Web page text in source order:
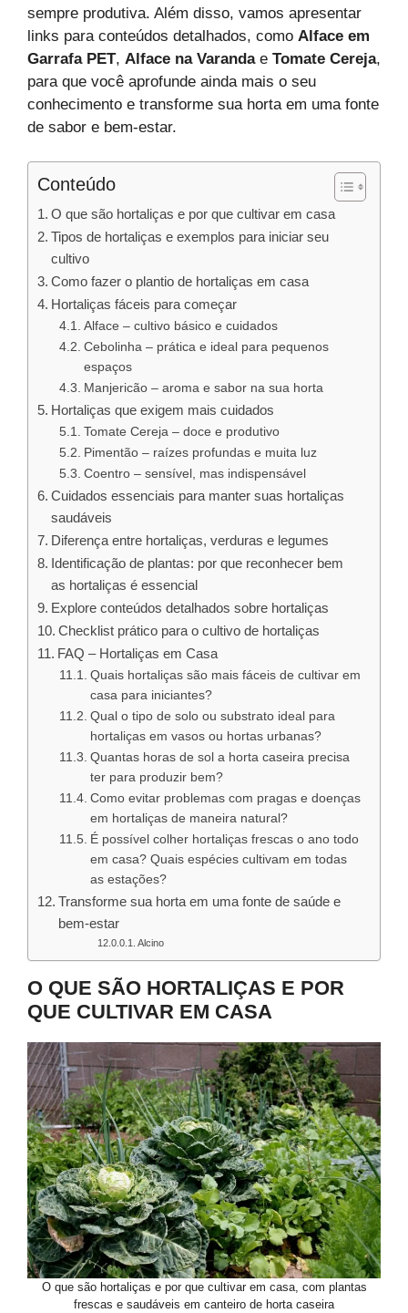
sempre produtiva. Além disso, vamos apresentar
links para conteúdos detalhados, como Alface em
Garrafa PET, Alface na Varandae Tomate Cereja,
para que você aprofunde ainda mais o seu
conhecimento e transforme sua horta em uma fonte
de sabor e bem-estar.
Conteúdo
O que são hortaliças e por que cultivar em casa
Tipos de hortaliças e exemplos para iniciar seu
cultivo
Como fazer o plantio de hortaliças em casa
Hortaliças fáceis para começar
Alface – cultivo básico e cuidados
Cebolinha – prática e ideal para pequenos
espaços
Manjericão – aroma e sabor na sua horta
Hortaliças que exigem mais cuidados
Tomate Cereja – doce e produtivo
Pimentão – raízes profundas e muita luz
Coentro – sensível, mas indispensável
Cuidados essenciais para manter suas hortaliças
saudáveis
Diferença entre hortaliças, verduras e legumes
Identificação de plantas: por que reconhecer bem
as hortaliças é essencial
Explore conteúdos detalhados sobre hortaliças
Checklist prático para o cultivo de hortaliças
FAQ – Hortaliças em Casa
Quais hortaliças são mais fáceis de cultivar em
casa para iniciantes?
Qual o tipo de solo ou substrato ideal para
hortaliças em vasos ou hortas urbanas?
Quantas horas de sol a horta caseira precisa
ter para produzir bem?
Como evitar problemas com pragas e doenças
em hortaliças de maneira natural?
É possível colher hortaliças frescas o ano todo
em casa? Quais espécies cultivam em todas
as estações?
Transforme sua horta em uma fonte de saúde e
bem-estar
Alcino
O QUE SÃO HORTALIÇAS E POR
QUE CULTIVAR EM CASA
O que são hortaliças e por que cultivar em casa, com plantas
frescas e saudáveis em canteiro de horta caseira